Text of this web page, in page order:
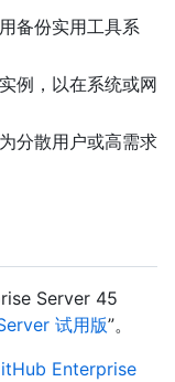
备份实用工具系
例，以在系统或网
分散用户或高需求
Server 45
试用版”。
Enterprise